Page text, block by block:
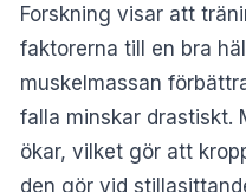
Forskning visar att
faktorerna till en bra
muskelmassan
falla minskar drastiskt.
ökar, vilket gör att
den gör vid